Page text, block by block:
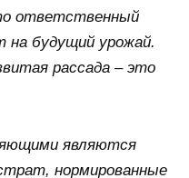
ответственный
на будущий урожай.
рассада – это
являются
нормированные